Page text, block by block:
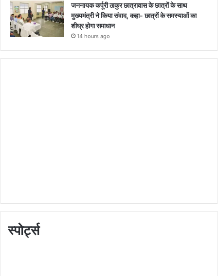
जननायक कर्पूरी ठाकुर छात्रावास के छात्रों के साथ
मुख्यमंत्री ने किया संवाद, कहा- छात्रों के समस्याओं का
शीघ्र होगा समाधान
14 hours ago
स्पोर्ट्स